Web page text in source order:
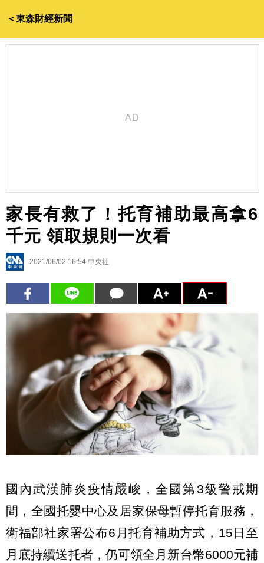
＜東森財經新聞
家長有救了！托育補助最高拿6
千元 領取規則一次看
2021/06/02 16:54 中央社
國內武漢肺炎疫情嚴峻，全國第3級警戒期
間，全國托嬰中心及居家保母暫停托育服務，
衛福部社家署公布6月托育補助方式，15日至
月底持續送托者，仍可領全月新台幣6000元補